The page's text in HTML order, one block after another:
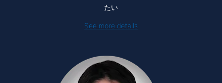
たい
See more details